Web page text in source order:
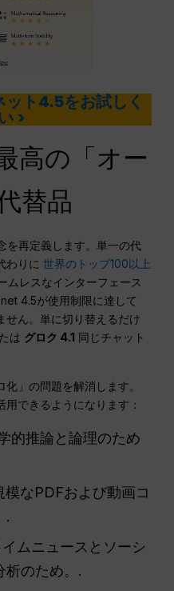
ト4.5をお試しく
>
高の「オー
替品
を再定義します。単一の代
わりに世界のトップ100以上
ムレスなインターフェース
4.5が使用制限に達して
せん。単に切り替えるだけ
は グロク 4.1 同じチャット
」の問題を解消します。
できるようになります：
的推論と論理のため
模なPDFおよび動画コ
.
イムニュースとソーシ
析のため。.